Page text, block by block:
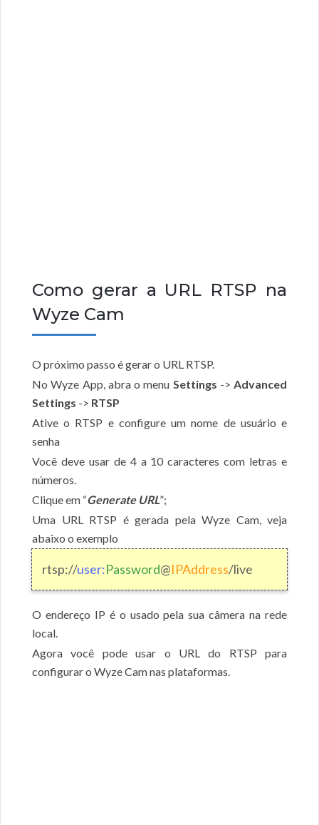
Como gerar a URL RTSP na
Wyze Cam
O próximo passo é gerar o URL RTSP.
No Wyze App, abra o menu Settings -> Advanced
Settings -> RTSP
Ative o RTSP e configure um nome de usuário e
senha
Você deve usar de 4 a 10 caracteres com letras e
números.
Clique em “Generate URL”;
Uma URL RTSP é gerada pela Wyze Cam, veja
abaixo o exemplo
rtsp://user:Password@IPAddress/live
O endereço IP é o usado pela sua câmera na rede
local.
Agora você pode usar o URL do RTSP para
configurar o Wyze Cam nas plataformas.